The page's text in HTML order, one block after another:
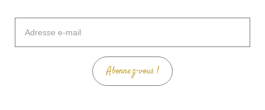
mail
Abonnez-vous !